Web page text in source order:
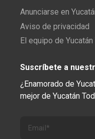
Anunciarse en
Aviso de privacidad
El equipo de Yucatán
Suscríbete a
¿Enamorado de
mejor de Yucatán